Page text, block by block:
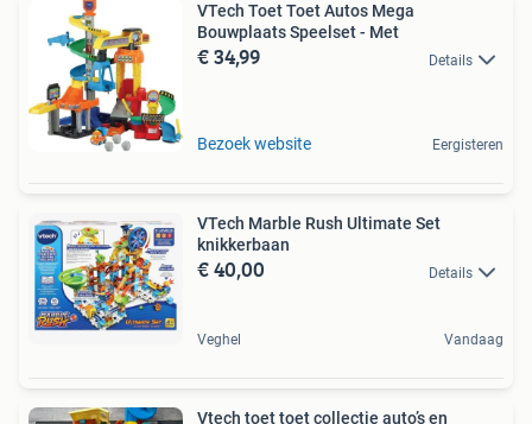
VTech Toet Toet Autos Mega
Bouwplaats Speelset - Met
€ 34,99 Details
Bezoek website Eergisteren
VTech Marble Rush Ultimate Set
knikkerbaan
€ 40,00 Details
Veghel Vandaag
Vtech toet toet collectie auto’s en